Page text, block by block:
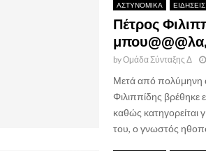
ΑΣΤΥΝΟΜΙΚΑ ΕΙΔΗΣΕΙΣ
Πέτρος
byΟμάδα Σύνταξης Δ
Μετά από πολύμηνη
Φιλιππίδης βρέθηκε
καθώς κατηγορείται
του, ο γνωστός